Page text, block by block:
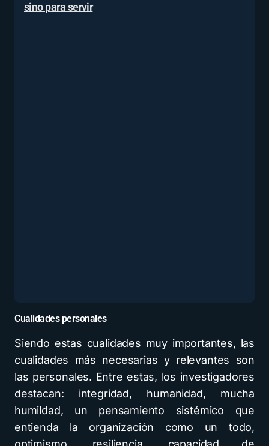
sino para servir
Cualidades personales
Siendo estas cualidades muy importantes, las
cualidades más necesarias y relevantes son
las personales. Entre estas, los investigadores
destacan: integridad, humanidad, mucha
humildad, un pensamiento sistémico que
entienda la organización como un todo,